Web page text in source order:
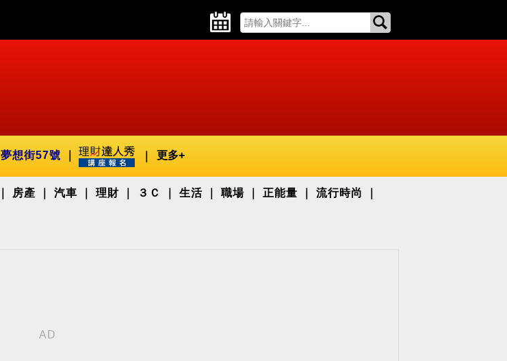
夢想街57號 更多+
房產 汽車 理財 ３Ｃ 生活 職場 正能量 流行時尚